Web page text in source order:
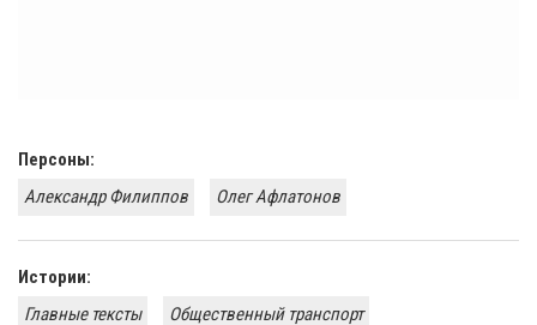
Персоны:
Александр Филиппов
Олег Афлатонов
Истории:
Главные тексты
Общественный транспорт